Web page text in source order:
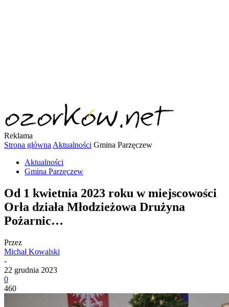
Reklama
Strona główna Aktualności Gmina Parzęczew
Aktualności
Gmina Parzęczew
Od 1 kwietnia 2023 roku w miejscowości
Orła działa Młodzieżowa Drużyna
Pożarnic…
Przez
Michał Kowalski
-
22 grudnia 2023
0
460